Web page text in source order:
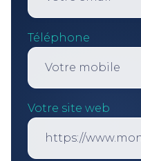
Téléphone
Votre site web